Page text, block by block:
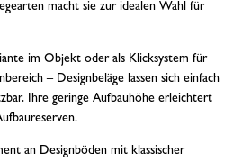
macht sie zur idealen Wahl für
im Objekt oder als Klicksystem für
– Designbeläge lassen sich einfach
Ihre geringe Aufbauhöhe erleichtert
an Designböden mit klassischer